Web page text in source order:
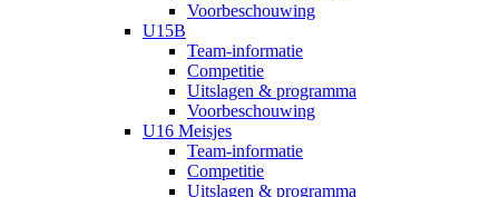
Voorbeschouwing
U15B
Team-informatie
Competitie
Uitslagen & programma
Voorbeschouwing
U16 Meisjes
Team-informatie
Competitie
Uitslagen & programma